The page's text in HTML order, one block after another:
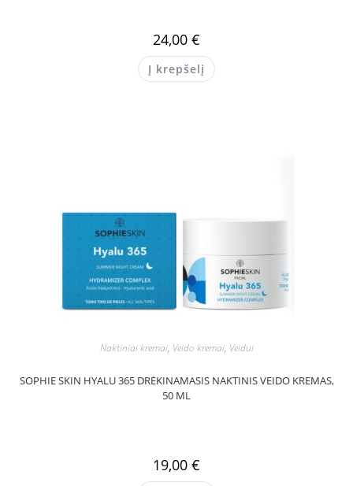
24,00 €
Į krepšelį
Naktiniai kremai, Veido kremai, Veidui
SOPHIE SKIN HYALU 365 DRĖKINAMASIS NAKTINIS VEIDO KREMAS,
50 ML
19,00 €